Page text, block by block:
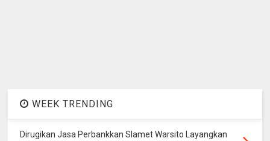
WEEK TRENDING
Dirugikan Jasa Perbankkan Slamet Warsito Layangkan